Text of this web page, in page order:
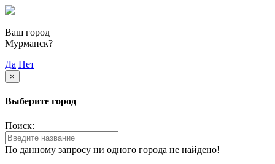
Ваш город
Мурманск?
Да Нет
×
Выберите город
Поиск:
По данному запросу ни одного города не найдено!